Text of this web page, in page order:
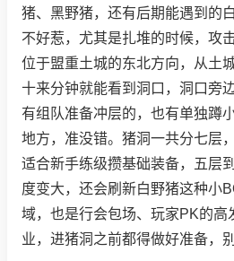
猪、黑野猪，还有后期能遇到的
不好惹，尤其是扎堆的时候，攻
位于盟重土城的东北方向，从土
十来分钟就能看到洞口，洞口旁
有组队准备冲层的，也有单独蹲
地方，准没错。猪洞一共分七层
适合新手练级攒基础装备，五层
度变大，还会刷新白野猪这种小
域，也是行会包场、玩家PK的高
业，进猪洞之前都得做好准备，